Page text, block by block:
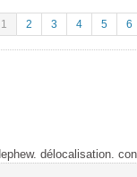
1 2 3 4 5 6
délocalisation.